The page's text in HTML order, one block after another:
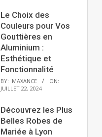
Le Choix des
Couleurs pour Vos
Gouttières en
Aluminium :
Esthétique et
Fonctionnalité
BY: MAXANCE
ON:
JUILLET 22, 2024
Découvrez les Plus
Belles Robes de
Mariée à Lyon